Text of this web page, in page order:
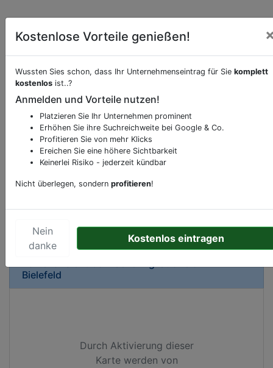
Beschreibung & Services von
Sie möchten eine Beschreibung, Dienstleistung
oder andere relevante Informationen hinzufügen?
Klicken Sie bittehierum uns zu kontaktieren.
Gerne erweitern wir Ihren Firmeneintrag um
Ihr Unternehmen anbietet und womit Sie sich von
Bielefeld
Durch Aktivierung dieser
Karte werden von
Kostenlose Vorteile genießen!
Wussten Sies schon, dass Ihr Unternehmenseintrag für Sie komplett
kostenlos ist..?
Anmelden und Vorteile nutzen!
Platzieren Sie Ihr Unternehmen prominent
Erhöhen Sie ihre Suchreichweite bei Google & Co.
Profitieren Sie von mehr Klicks
Ereichen Sie eine höhere Sichtbarkeit
Keinerlei Risiko - jederzeit kündbar
Nicht überlegen, sondern profitieren!
Nein
danke
Kostenlos eintragen